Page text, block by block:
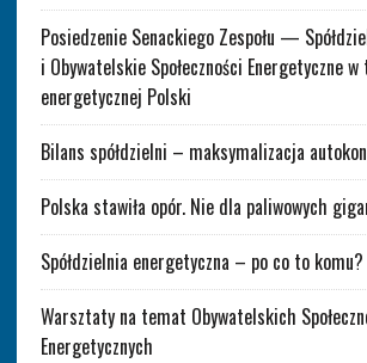
Posiedzenie Senackiego Zespołu —
i Obywatelskie Społeczności Energetyczne
energetycznej Polski
Bilans spółdzielni – maksymalizacja
Polska stawiła opór. Nie dla paliwowych
Spółdzielnia energetyczna – po co to komu?
Warsztaty na temat Obywatelskich
Energetycznych